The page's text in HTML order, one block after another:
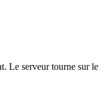
Le serveur tourne sur le